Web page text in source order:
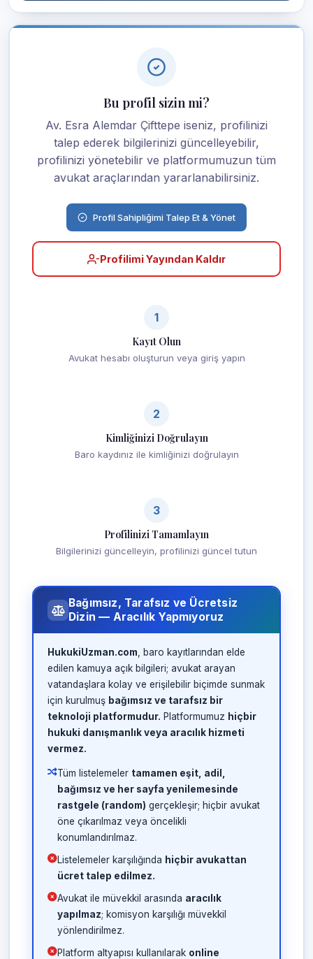
Bu profil sizin mi?
Av. Esra Alemdar Çifttepe iseniz, profilinizi
talep ederek bilgilerinizi güncelleyebilir,
profilinizi yönetebilir ve platformumuzun tüm
avukat araçlarından yararlanabilirsiniz.
Profil Sahipliğimi Talep Et & Yönet
Profilimi Yayından Kaldır
1
Kayıt Olun
Avukat hesabı oluşturun veya giriş yapın
2
Kimliğinizi Doğrulayın
Baro kaydınız ile kimliğinizi doğrulayın
3
Profilinizi Tamamlayın
Bilgilerinizi güncelleyin, profilinizi güncel tutun
Bağımsız, Tarafsız ve Ücretsiz
Dizin — Aracılık Yapmıyoruz
HukukiUzman.com , baro kayıtlarından elde
edilen kamuya açık bilgileri; avukat arayan
vatandaşlara kolay ve erişilebilir biçimde sunmak
için kurulmuş bağımsız ve tarafsız bir
teknoloji platformudur. Platformumuz hiçbir
hukuki danışmanlık veya aracılık hizmeti
vermez.
Tüm listelemeler tamamen eşit, adil,
bağımsız ve her sayfa yenilemesinde
rastgele (random) gerçekleşir; hiçbir avukat
öne çıkarılmaz veya öncelikli
konumlandırılmaz.
Listelemeler karşılığında hiçbir avukattan
ücret talep edilmez.
Avukat ile müvekkil arasında aracılık
yapılmaz; komisyon karşılığı müvekkil
yönlendirilmez.
Platform altyapısı kullanılarak online